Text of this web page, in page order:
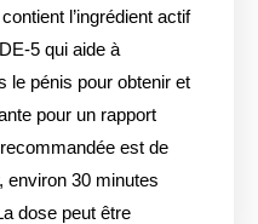
l’ingrédient actif
5 qui aide à
le pénis pour obtenir et
pour un rapport
est de
environ 30 minutes
dose peut être